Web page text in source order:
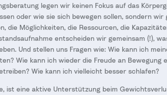
legen wir keinen Fokus auf das
oder wie sie sich bewegen sollen, sondern wir
die Möglichkeiten, die Ressourcen, die
entscheiden wir gemeinsam (!),
Und stellen uns Fragen wie: Wie kann ich
Wie kann ich wieder die Freude an Bewegung
Wie kann ich vielleicht besser schlafen?
ist eine aktive Unterstützung beim